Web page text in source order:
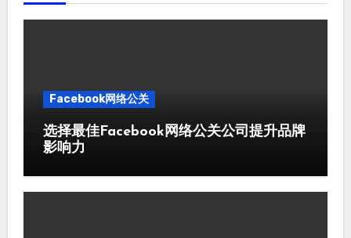
Facebook网络公关
选择最佳Facebook网络公关公司提升品牌
影响力